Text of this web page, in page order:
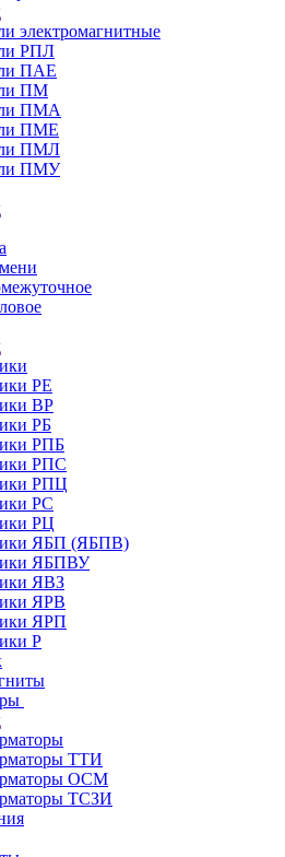
электромагнитные
РПЛ
ПАЕ
ПМ
ПМА
ПМЕ
ПМЛ
ПМУ
РЕ
ВР
РБ
РПБ
РПС
РПЦ
РС
РЦ
ЯБП (ЯБПВ)
ЯБПВУ
ЯВЗ
ЯРВ
ЯРП
Р
ТТИ
ОСМ
ТСЗИ